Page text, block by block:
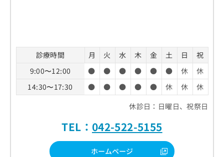
診療時間 月 火 水 木 金 土 日
祝
9:00〜12:00
● ● ● ● ● ● 休
休
14:30〜17:30
● ● ● ● ● 休 休
休
休診日：日曜日、祝祭日
TEL： 042-522-5155
ホームページ